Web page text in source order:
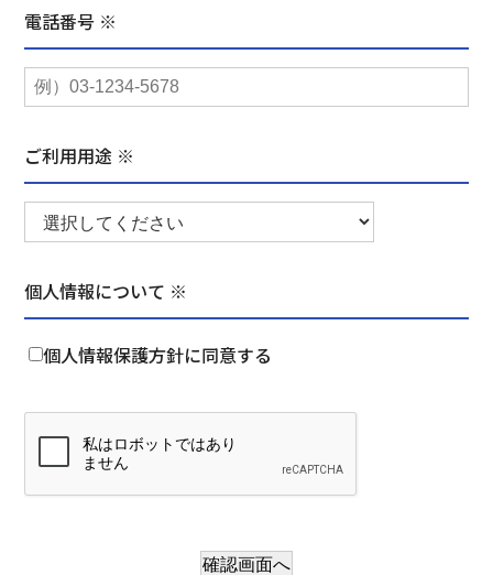
電話番号 ※
ご利用用途 ※
個人情報について ※
個人情報保護方針に同意する
確認画面へ